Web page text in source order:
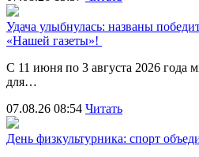
Удача улыбнулась: названы
«Нашей газеты»!
С 11 июня по 3 августа 2026 года
для…
07.08.26 08:54 Читать
День физкультурника: спорт